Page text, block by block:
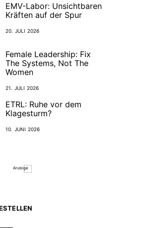
EMV-Labor: Unsichtbaren
Kräften auf der Spur
20. JULI 2026
Female Leadership: Fix
The Systems, Not The
Women
21. JULI 2026
ETRL: Ruhe vor dem
Klagesturm?
10. JUNI 2026
Anzeige